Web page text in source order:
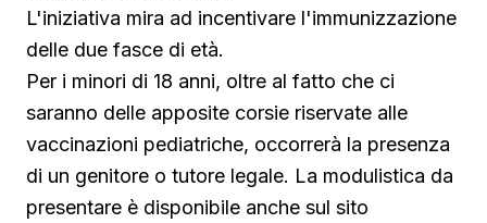
L'iniziativa mira ad incentivare l'immunizzazione
delle due fasce di età.
Per i minori di 18 anni, oltre al fatto che ci
saranno delle apposite corsie riservate alle
vaccinazioni pediatriche, occorrerà la presenza
di un genitore o tutore legale. La modulistica da
presentare è disponibile anche sul sito